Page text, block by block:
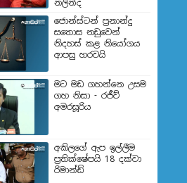
නලින්ද
ජොන්ස්ටන් ප්‍රනාන්දු
සතොස නඩුවෙන්
නිදහස් කළ නියෝගය
ආපසු හරවයි
මට මඩ ගහන්නෙ උසම
ගහ නිසා - රජීව්
අමරසූරිය
අකිලගේ ඇප ඉල්ලීම
ප්‍රතික්ෂේපයි 18 දක්වා
රිමාන්ඩ්